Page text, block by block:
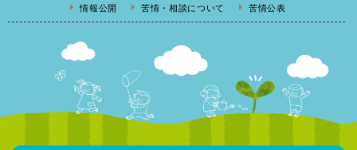
情報公開 苦情・相談について 苦情公表